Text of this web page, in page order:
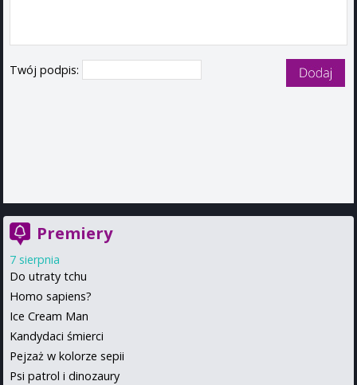
Twój podpis:
Premiery
7 sierpnia
Do utraty tchu
Homo sapiens?
Ice Cream Man
Kandydaci śmierci
Pejzaż w kolorze sepii
Psi patrol i dinozaury